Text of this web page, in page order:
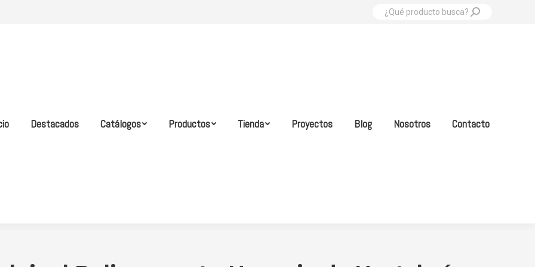
Buscar:
Destacados Catálogos Productos Tienda Proyectos Blog Nosotros Contacto